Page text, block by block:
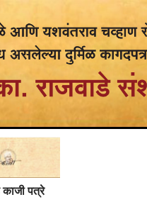
पत्रे